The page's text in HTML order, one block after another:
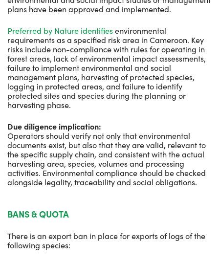
plans have been approved and implemented.
Preferred by Nature identifiesenvironmental
requirements as a specified risk area in Cameroon. Key
risks include non-compliance with rules for operating in
forest areas, lack of environmental impact assessments,
failure to implement environmental and social
management plans, harvesting of protected species,
logging in protected areas, and failure to identify
protected sites and species during the planning or
harvesting phase.
Due diligence implication:
Operators should verify not only that environmental
documents exist, but also that they are valid, relevant to
the specific supply chain, and consistent with the actual
harvesting area, species, volumes and processing
activities. Environmental compliance should be checked
alongside legality, traceability and social obligations.
BANS & QUOTA
There is an export ban in place for exports of logs of the
following species: